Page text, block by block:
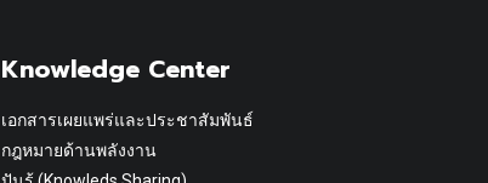
Knowledge Center
เอกสารเผยแพร่และประชาสัมพันธ์
กฎหมายด้านพลังงาน